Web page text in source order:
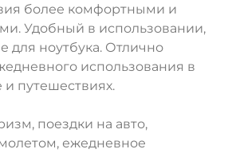
более комфортными и
Удобный в использовании,
для ноутбука. Отлично
использования в
и путешествиях.
поездки на авто,
ежедневное